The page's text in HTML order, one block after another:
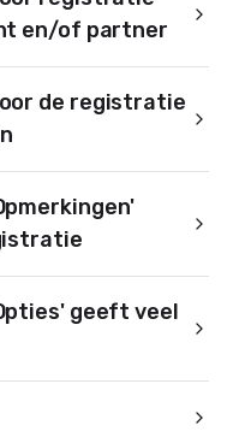
en/of partner
de registratie
geeft veel